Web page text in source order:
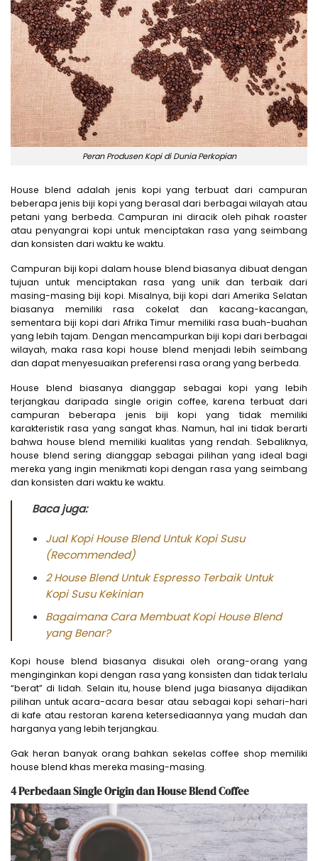
Peran Produsen Kopi di Dunia Perkopian
House blend adalah jenis kopi yang terbuat dari campuran
beberapa jenis biji kopi yang berasal dari berbagai wilayah atau
petani yang berbeda. Campuran ini diracik oleh pihak roaster
atau penyangrai kopi untuk menciptakan rasa yang seimbang
dan konsisten dari waktu ke waktu.
Campuran biji kopi dalam house blend biasanya dibuat dengan
tujuan untuk menciptakan rasa yang unik dan terbaik dari
masing-masing biji kopi. Misalnya, biji kopi dari Amerika Selatan
biasanya memiliki rasa cokelat dan kacang-kacangan,
sementara biji kopi dari Afrika Timur memiliki rasa buah-buahan
yang lebih tajam. Dengan mencampurkan biji kopi dari berbagai
wilayah, maka rasa kopi house blend menjadi lebih seimbang
dan dapat menyesuaikan preferensi rasa orang yang berbeda.
House blend biasanya dianggap sebagai kopi yang lebih
terjangkau daripada single origin coffee, karena terbuat dari
campuran beberapa jenis biji kopi yang tidak memiliki
karakteristik rasa yang sangat khas. Namun, hal ini tidak berarti
bahwa house blend memiliki kualitas yang rendah. Sebaliknya,
house blend sering dianggap sebagai pilihan yang ideal bagi
mereka yang ingin menikmati kopi dengan rasa yang seimbang
dan konsisten dari waktu ke waktu.
Baca juga:
Jual Kopi House Blend Untuk Kopi Susu
(Recommended)
2 House Blend Untuk Espresso Terbaik Untuk
Kopi Susu Kekinian
Bagaimana Cara Membuat Kopi House Blend
yang Benar?
Kopi house blend biasanya disukai oleh orang-orang yang
menginginkan kopi dengan rasa yang konsisten dan tidak terlalu
“berat” di lidah. Selain itu, house blend juga biasanya dijadikan
pilihan untuk acara-acara besar atau sebagai kopi sehari-hari
di kafe atau restoran karena ketersediaannya yang mudah dan
harganya yang lebih terjangkau.
Gak heran banyak orang bahkan sekelas coffee shop memiliki
house blend khas mereka masing-masing.
4 Perbedaan Single Origin dan House Blend Coffee